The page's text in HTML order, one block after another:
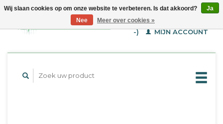
WINKELWAGEN (€--,-
-)
MIJN ACCOUNT
Wij slaan cookies op om onze website te verbeteren. Is dat akkoord?
Ja
Nee
Meer over cookies »